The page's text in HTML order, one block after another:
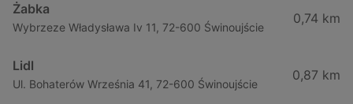
Żabka
Wybrzeze Władysława Iv 11, 72-600 Świnoujście
0,74 km
Lidl
Ul. Bohaterów Września 41, 72-600 Świnoujście
0,87 km